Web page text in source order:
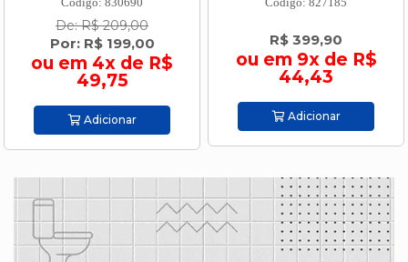
De: R$ 209,00
Por: R$ 199,00
ou em 4x de R$
49,75
Adicionar
R$ 399,90
ou em 9x de R$
44,43
Adicionar